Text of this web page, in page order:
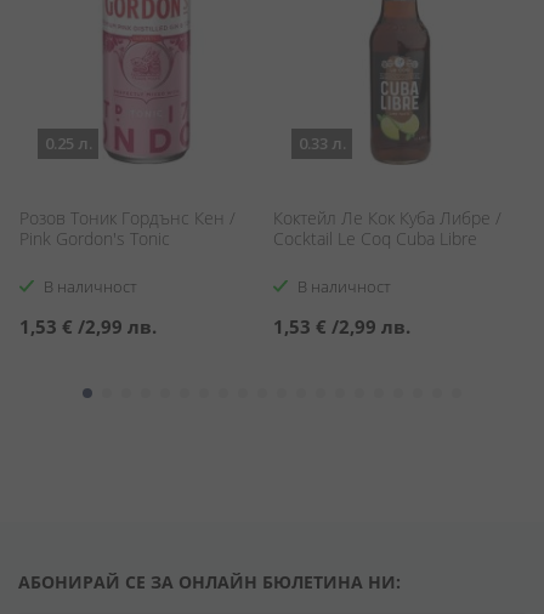
0.25 л.
Розов Тоник Гордънс Кен /
Pink Gordon's Tonic
В наличност
1,53 € /2,99 лв.
0.33 л.
Коктейл Ле Кок Куба Либре /
Cocktail Le Coq Cuba Libre
В наличност
1,53 € /2,99 лв.
АБОНИРАЙ СЕ ЗА ОНЛАЙН БЮЛЕТИНА НИ: